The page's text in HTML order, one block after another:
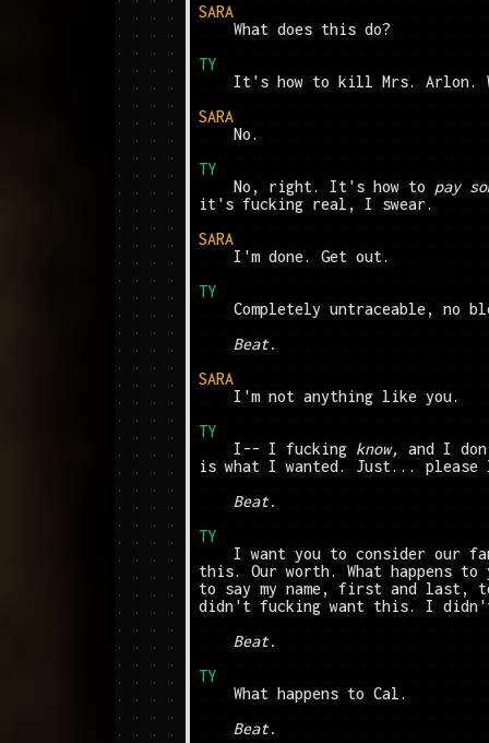
SARA
TY
SARA
TY
	No, right. It's how to
pay
it's fucking real, I swear.
SARA
TY
Beat.
SARA
TY
	I-- I fucking
know,
and I
is what I wanted. Just... please
Beat.
TY
this. Our worth. What happens
to say my name, first and last,
didn't fucking want this. I
Beat.
TY
Beat.